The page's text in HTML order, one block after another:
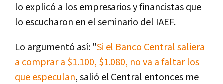
lo explicó a los empresarios y financistas que
lo escucharon en el seminario del IAEF.
Lo argumentó así: "Si el Banco Central saliera
a comprar a $1.100, $1.080, no va a faltar los
que especulan, salió el Central entonces me